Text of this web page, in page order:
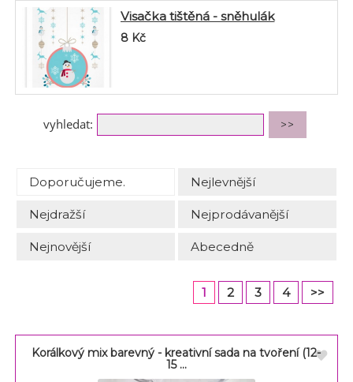
Visačka tištěná - sněhulák
8 Kč
vyhledat:
Doporučujeme. Nejlevnější
Nejdražší Nejprodávanější
Nejnovější Abecedně
1 2 3 4 >>
Korálkový mix barevný - kreativní sada na tvoření (12-
15 ...